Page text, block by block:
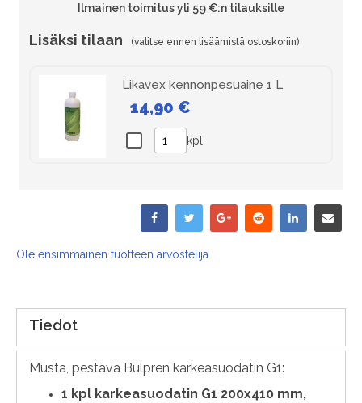
Ilmainen toimitus yli 59 €:n tilauksille
Lisäksi tilaan
Likavex kennonpesuaine 1 L
14,90 €
kpl
Ole ensimmäinen tuotteen arvostelija
Tiedot
Musta, pestävä Bulpren karkeasuodatin G1:
1 kpl karkeasuodatin G1 200x410 mm,